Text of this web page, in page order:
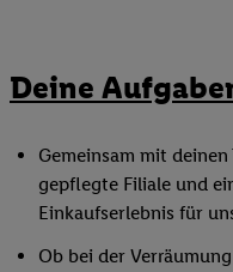
Deine
Gemeinsam mit
gepflegte Filiale und
Einkaufserlebnis für
Ob bei der